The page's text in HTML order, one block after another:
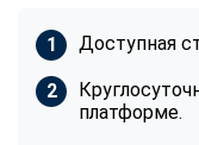
Доступная
платформе.